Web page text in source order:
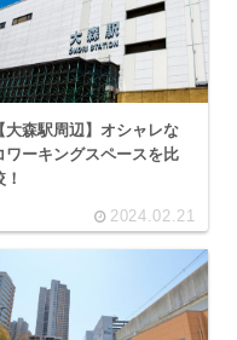
【大森駅周辺】オシャレな
ワーキングスペースを比
！
2024.02.21